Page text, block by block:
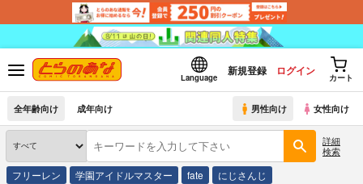
Language
新規登録 ログイン
カート
全年齢向け 成年向け 男性向け 女性向け
詳細
検索
フリーレン 学園アイドルマスター fate にじさんじ